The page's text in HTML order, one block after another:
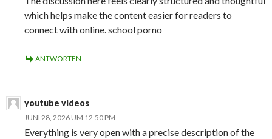
which helps make the content easier for readers to
connect with online. school porno
ANTWORTEN
youtube videos
JUNI 28, 2026 UM 12:50 PM
Everything is very open with a precise description of the